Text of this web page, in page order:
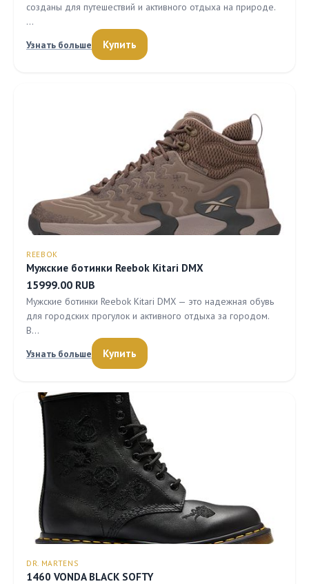
созданы для путешествий и активного отдыха на природе.
…
Узнать больше
Купить
REEBOK
Мужские ботинки Reebok Kitari DMX
15999.00 RUB
Мужские ботинки Reebok Kitari DMX — это надежная обувь
для городских прогулок и активного отдыха за городом.
В…
Узнать больше
Купить
DR. MARTENS
1460 VONDA BLACK SOFTY